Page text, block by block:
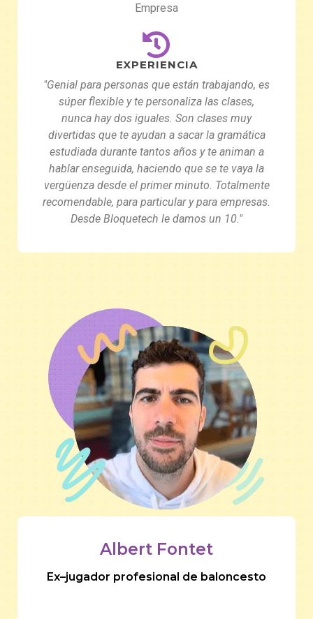
Empresa
EXPERIENCIA
"Genial para personas que están trabajando, es
súper flexible y te personaliza las clases,
nunca hay dos iguales. Son clases muy
divertidas que te ayudan a sacar la gramática
estudiada durante tantos años y te animan a
hablar enseguida, haciendo que se te vaya la
vergüenza desde el primer minuto. Totalmente
recomendable, para particular y para empresas.
Desde Bloquetech le damos un 10."
Albert Fontet
Ex–jugador profesional de baloncesto